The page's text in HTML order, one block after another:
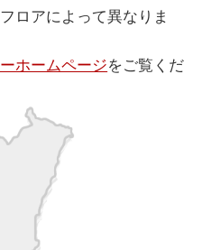
ロアによって異なりま
ホームページをご覧くだ